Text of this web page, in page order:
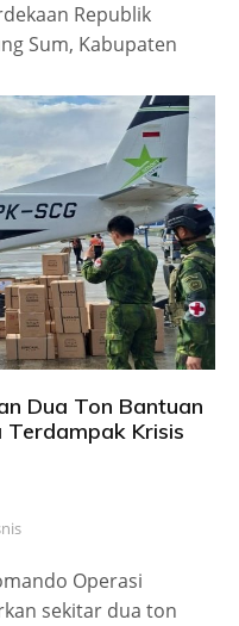
Republik
Sum, Kabupaten
Dua Ton Bantuan
Krisis
Operasi
sekitar dua ton